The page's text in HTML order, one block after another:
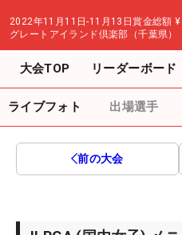
2022年11月11日-11月13日賞金総額
グレートアイランド倶楽部（千葉県）
大会TOP リーダーボード
ライブフォト 出場選手
前の大会